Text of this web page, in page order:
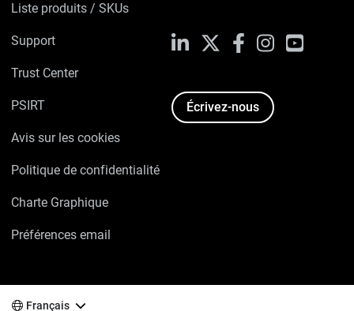
Liste produits / SKUs
Support
Trust Center
PSIRT
Avis sur les cookies
Politique de confidentialité
Charte Graphique
Préférences email
LinkedIn FacebookInstagramYouTube
Écrivez-nous
Français